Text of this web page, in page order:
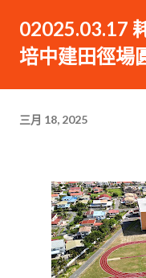
02025.03.17
培中建田徑場
三月 18, 2025